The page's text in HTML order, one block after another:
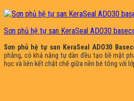
Sơn phủ hệ tự san KeraSeal ADO30
Sơn phủ hệ tự san KeraSeal ADO30
phẳng, có khả năng tự dàn đều tạo bề mặt
học và liên kết chặt chẽ giữa nền bê tông với